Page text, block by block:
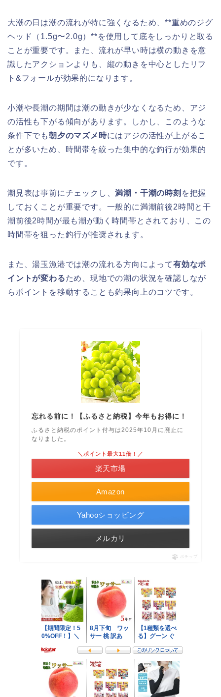
大潮の日は潮の流れが特に強くなるため、**重めのジグ
ヘッド（1.5g〜2.0g）**を使用して底をしっかりと取る
ことが重要です。また、流れが早い時は横の動きを意
識したアクションよりも、縦の動きを中心としたリフ
ト&フォールが効果的になります。
小潮や長潮の期間は潮の動きが少なくなるため、アジ
の活性も下がる傾向があります。しかし、このような
条件下でも朝夕のマズメ時にはアジの活性が上がるこ
とが多いため、時間帯を絞った集中的な釣行が効果的
です。
潮見表は事前にチェックし、満潮・干潮の時刻 を把握
しておくことが重要です。一般的に満潮前後2時間と干
潮前後2時間が最も潮が動く時間帯とされており、この
時間帯を狙った釣行が推奨されます。
また、湯玉漁港では潮の流れる方向によって有効なポ
イントが変わるため、現地での潮の状況を確認しなが
らポイントを移動することも釣果向上のコツです。
忘れる前に！【ふるさと納税】今年もお得に！
ふるさと納税のポイント付与は2025年10月に廃止に
なりました。
Amazon
＼ポイント最大11倍！／
楽天市場
Yahooショッピング
メルカリ
ポチップ